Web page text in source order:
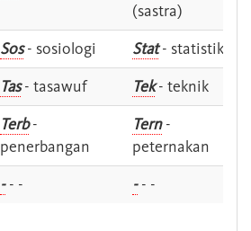
(sastra)
Sos- sosiologi Stat- statistik
Tas- tasawuf Tek- teknik
Terb-
penerbangan
Tern-
peternakan
-- - -- -